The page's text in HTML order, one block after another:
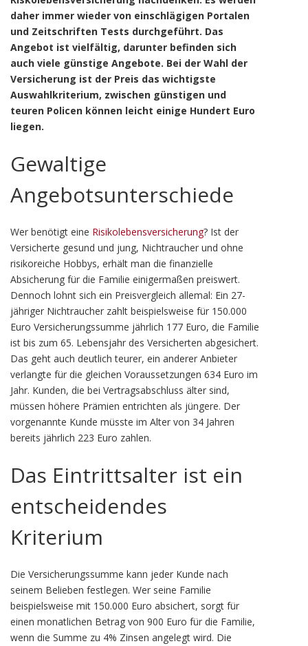
daher immer wieder von einschlägigen Portalen
und Zeitschriften Tests durchgeführt. Das
Angebot ist vielfältig, darunter befinden sich
auch viele günstige Angebote. Bei der Wahl der
Versicherung ist der Preis das wichtigste
Auswahlkriterium, zwischen günstigen und
teuren Policen können leicht einige Hundert Euro
liegen.
Gewaltige
Angebotsunterschiede
Wer benötigt eine Risikolebensversicherung? Ist der
Versicherte gesund und jung, Nichtraucher und ohne
risikoreiche Hobbys, erhält man die finanzielle
Absicherung für die Familie einigermaßen preiswert.
Dennoch lohnt sich ein Preisvergleich allemal: Ein 27-
jähriger Nichtraucher zahlt beispielsweise für 150.000
Euro Versicherungssumme jährlich 177 Euro, die Familie
ist bis zum 65. Lebensjahr des Versicherten abgesichert.
Das geht auch deutlich teurer, ein anderer Anbieter
verlangte für die gleichen Voraussetzungen 634 Euro im
Jahr. Kunden, die bei Vertragsabschluss älter sind,
müssen höhere Prämien entrichten als jüngere. Der
vorgenannte Kunde müsste im Alter von 34 Jahren
bereits jährlich 223 Euro zahlen.
Das Eintrittsalter ist ein
entscheidendes
Kriterium
Die Versicherungssumme kann jeder Kunde nach
seinem Belieben festlegen. Wer seine Familie
beispielsweise mit 150.000 Euro absichert, sorgt für
einen monatlichen Betrag von 900 Euro für die Familie,
wenn die Summe zu 4% Zinsen angelegt wird. Die